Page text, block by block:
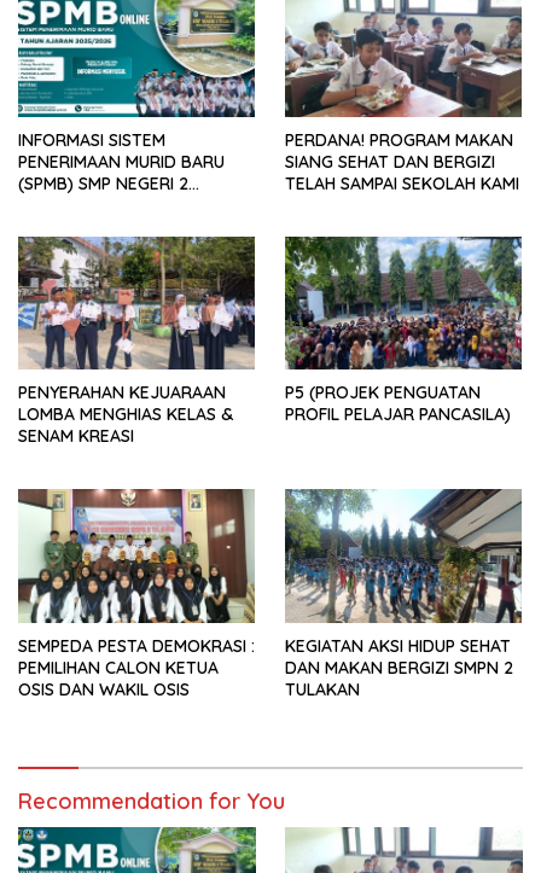
INFORMASI SISTEM
PENERIMAAN MURID BARU
(SPMB) SMP NEGERI 2
PERDANA! PROGRAM MAKAN
SIANG SEHAT DAN BERGIZI
TELAH SAMPAI SEKOLAH KAMI
PENYERAHAN KEJUARAAN
LOMBA MENGHIAS KELAS &
SENAM KREASI
P5 (PROJEK PENGUATAN
PROFIL PELAJAR PANCASILA)
SEMPEDA PESTA DEMOKRASI :
PEMILIHAN CALON KETUA
OSIS DAN WAKIL OSIS
KEGIATAN AKSI HIDUP SEHAT
DAN MAKAN BERGIZI SMPN 2
TULAKAN
Recommendation for You